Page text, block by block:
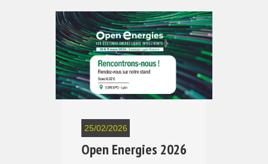
25/02/2026
Open Energies 2026